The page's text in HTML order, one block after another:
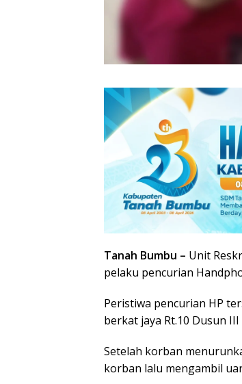
Tanah Bumbu – Unit
pelaku pencurian
Peristiwa pencurian HP
berkat jaya Rt.10 Dusun
Setelah korban
korban lalu mengambil